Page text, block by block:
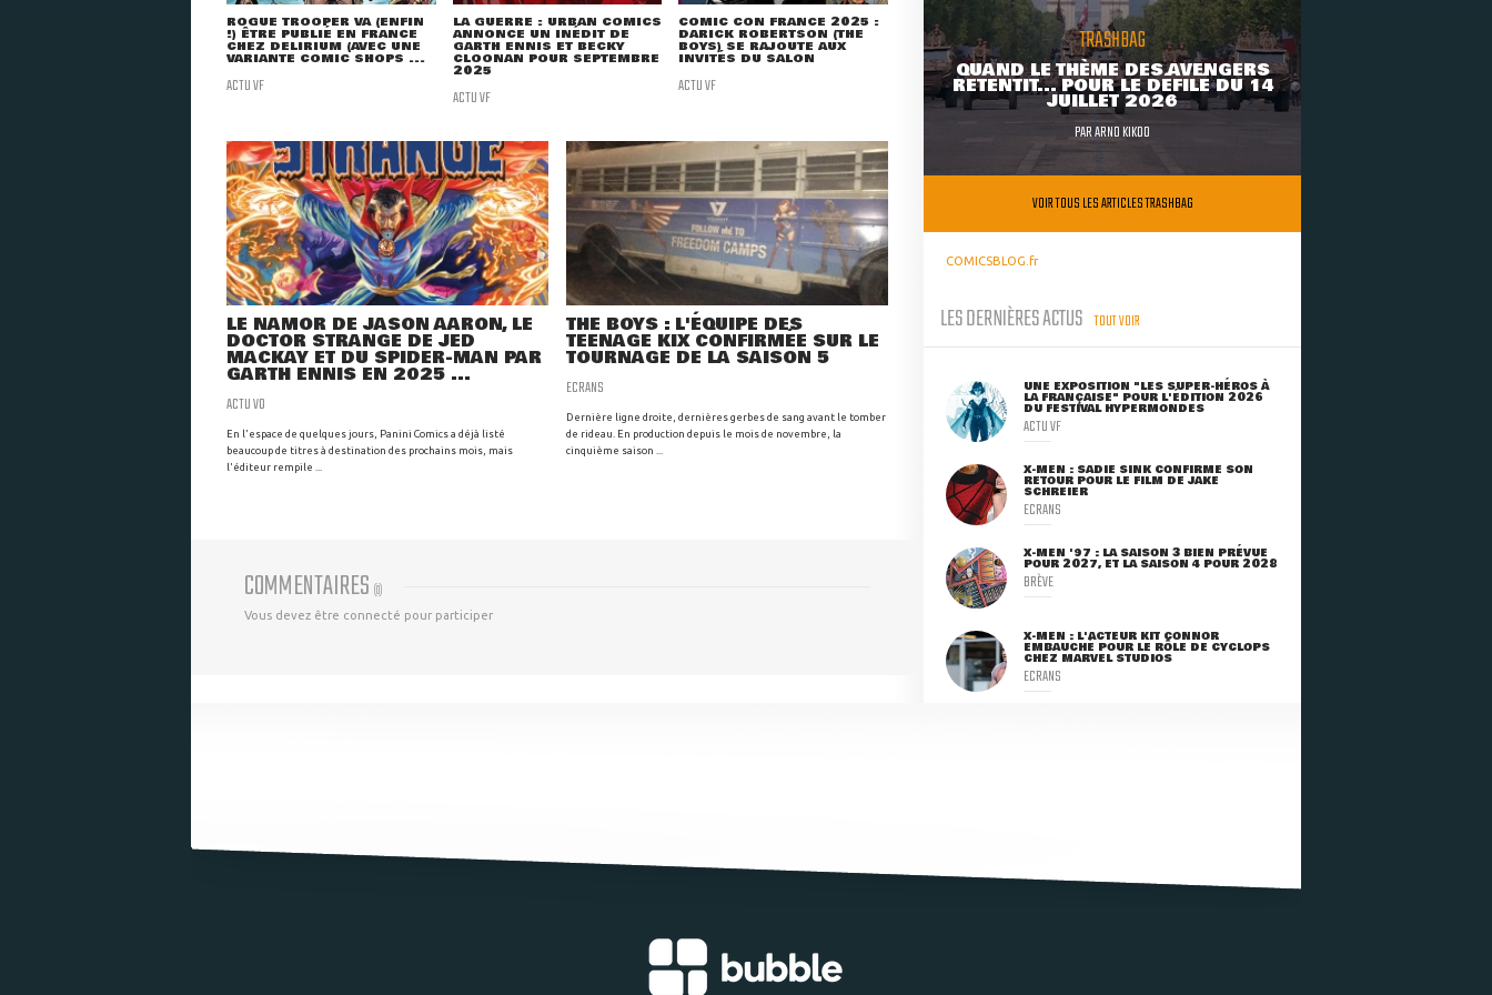
ROGUE TROOPER VA (ENFIN
!) ÊTRE PUBLIÉ EN FRANCE
CHEZ DELIRIUM (AVEC UNE
VARIANTE COMIC SHOPS ...
ACTU VF
LA GUERRE : URBAN COMICS
ANNONCE UN INÉDIT DE
GARTH ENNIS ET BECKY
CLOONAN POUR SEPTEMBRE
2025
ACTU VF
COMIC CON FRANCE 2025 :
DARICK ROBERTSON (THE
BOYS) SE RAJOUTE AUX
INVITÉS DU SALON
ACTU VF
LE NAMOR DE JASON AARON, LE
DOCTOR STRANGE DE JED
MACKAY ET DU SPIDER-MAN PAR
GARTH ENNIS EN 2025 ...
ACTU VO
En l'espace de quelques jours, Panini Comics a déjà listé
beaucoup de titres à destination des prochains mois, mais
l'éditeur rempile ...
THE BOYS : L'ÉQUIPE DES
TEENAGE KIX CONFIRMÉE SUR LE
TOURNAGE DE LA SAISON 5
ECRANS
Dernière ligne droite, dernières gerbes de sang avant le tomber
de rideau. En production depuis le mois de novembre, la
cinquième saison ...
COMMENTAIRES (0)
Vous devez être connecté pour participer
TRASHBAG
QUAND LE THÈME DES AVENGERS
RETENTIT... POUR LE DÉFILÉ DU 14
JUILLET 2026
PARARNO KIKOO
VOIR TOUS LES ARTICLES TRASHBAG
COMICSBLOG.fr
LES DERNIÈRES ACTUS TOUT VOIR
UNE EXPOSITION "LES SUPER-HÉROS À
LA FRANÇAISE" POUR L'ÉDITION 2026
DU FESTIVAL HYPERMONDES
ACTU VF
X-MEN : SADIE SINK CONFIRME SON
RETOUR POUR LE FILM DE JAKE
SCHREIER
ECRANS
X-MEN '97 : LA SAISON 3 BIEN PRÉVUE
POUR 2027, ET LA SAISON 4 POUR 2028
BRÈVE
X-MEN : L'ACTEUR KIT CONNOR
EMBAUCHÉ POUR LE RÔLE DE CYCLOPS
CHEZ MARVEL STUDIOS
ECRANS